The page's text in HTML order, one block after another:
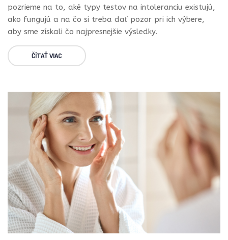
pozrieme na to, aké typy testov na intoleranciu existujú,
ako fungujú a na čo si treba dať pozor pri ich výbere,
aby sme získali čo najpresnejšie výsledky.
ČÍTAŤ VIAC